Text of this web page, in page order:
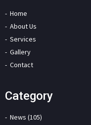
Home
About Us
Services
Gallery
Contact
Category
News (105)